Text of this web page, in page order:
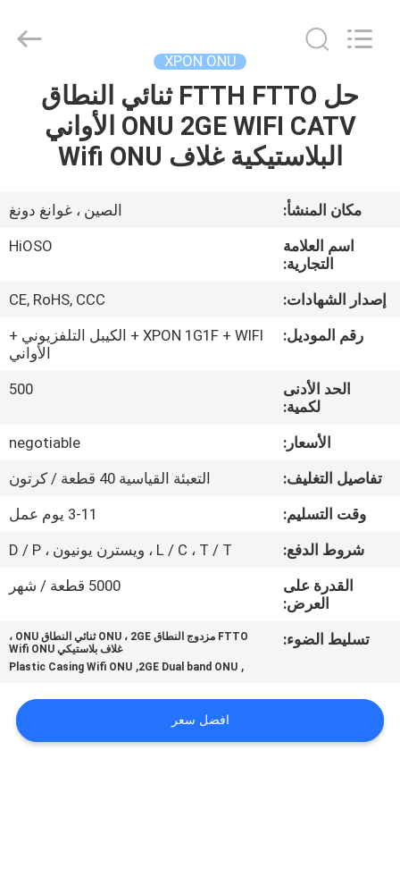
منتجات
أشرطة
فيديو
معلومات
جولة
المعمل
رقابة
جودة
اتصل
حالات
XPON ONU
حل FTTH FTTO ثنائي النطاق
ONU 2GE WIFI CATV الأواني
البلاستيكية غلاف Wifi ONU
مكان المنشأ:
الصين ، غوانغ دونغ
اسم العلامة
التجارية:
HiOSO
إصدار الشهادات:
CE, RoHS, CCC
رقم الموديل:
XPON 1G1F + WIFI + الكيبل التلفزيوني +
الأواني
الحد الأدنى
لكمية:
500
الأسعار:
negotiable
تفاصيل التغليف:
التعبئة القياسية 40 قطعة / كرتون
وقت التسليم:
3-11 يوم عمل
شروط الدفع:
L / C ، T / T ، ويسترن يونيون ، D / P
القدرة على
العرض:
5000 قطعة / شهر
تسليط الضوء:
FTTO مزدوج النطاق ONU ، 2GE ثنائي النطاق ONU ،
غلاف بلاستيكي Wifi ONU
,
2GE Dual band ONU
,
Plastic Casing Wifi ONU
افضل سعر